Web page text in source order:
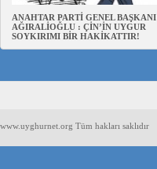
ANAHTAR PARTİ GENEL BAŞKANI
AĞIRALİOĞLU : ÇİN’İN UYGUR
SOYKIRIMI BİR HAKİKATTIR!
www.uyghurnet.org Tüm hakları saklıdır